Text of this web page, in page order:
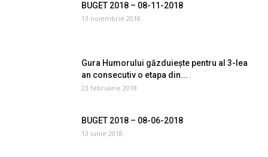
BUGET 2018 – 08-11-2018
13 noiembrie 2018
Gura Humorului găzduiește pentru al 3-lea
an consecutiv o etapa din...
23 februarie 2018
BUGET 2018 – 08-06-2018
13 iunie 2018